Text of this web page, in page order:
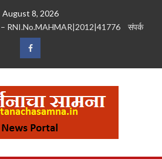
August 8, 2026
– RNI.No.MAHMAR|2012|41776
संपर्क
Facebook